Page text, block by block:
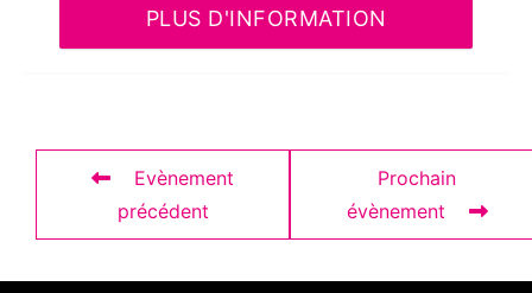
PLUS D'INFORMATION
Evènement
précédent
Prochain
évènement